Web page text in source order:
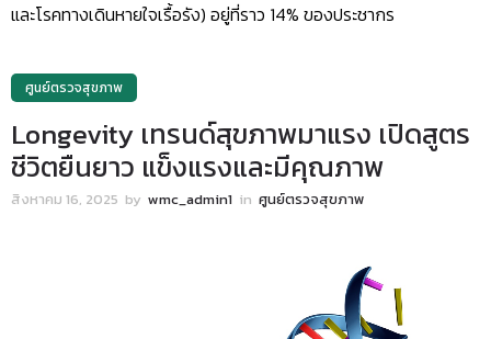
และโรคทางเดินหายใจเรื้อรัง) อยู่ที่ราว 14% ของประชากร
ศูนย์ตรวจสุขภาพ
Longevity เทรนด์สุขภาพมาแรง เปิดสูตร
ชีวิตยืนยาว แข็งแรงและมีคุณภาพ
สิงหาคม 16, 2025 by wmc_admin1 in ศูนย์ตรวจสุขภาพ